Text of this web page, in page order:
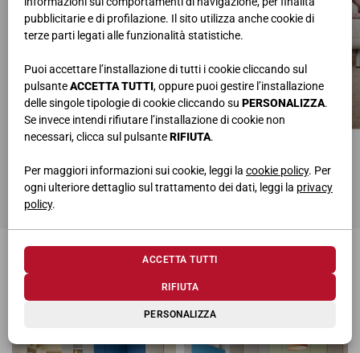
pubblicitarie e di profilazione. Il sito utilizza anche cookie di
terze parti legati alle funzionalità statistiche.
Puoi accettare l’installazione di tutti i cookie cliccando sul
pulsanteACCETTA TUTTI, oppure puoi gestire l’installazione
delle singole tipologie di cookie cliccando su PERSONALIZZA.
Se invece intendi rifiutare l’installazione di cookie non
necessari, clicca sul pulsanteRIFIUTA.
Per maggiori informazioni sui cookie, leggi la cookie policy. Per
ogni ulteriore dettaglio sul trattamento dei dati, leggi la privacy
policy.
PERSONALIZZA
RIFIUTA
ACCETTA TUTTI
PONTE ANGOLARE
SCRIVANIE
L.120 • H.73,7 • P.58 cm
LETTI